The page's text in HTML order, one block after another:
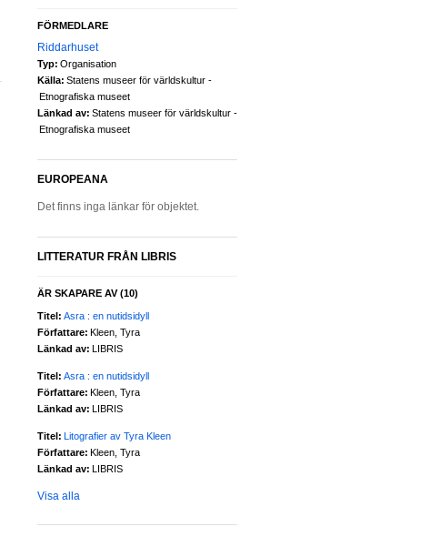
FÖRMEDLARE
Riddarhuset
Typ: Organisation
Källa: Statens museer för världskultur -
Etnografiska museet
Länkad av: Statens museer för världskultur -
Etnografiska museet
EUROPEANA
Det finns inga länkar för objektet.
LITTERATUR FRÅN LIBRIS
ÄR SKAPARE AV (10)
Titel: Asra : en nutidsidyll
Författare: Kleen, Tyra
Länkad av: LIBRIS
Titel: Asra : en nutidsidyll
Författare: Kleen, Tyra
Länkad av: LIBRIS
Titel: Litografier av Tyra Kleen
Författare: Kleen, Tyra
Länkad av: LIBRIS
Visa alla